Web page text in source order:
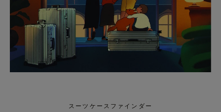
スーツケースファインダー